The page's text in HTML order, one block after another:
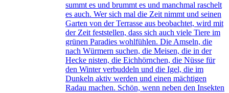
summt es und brummt es und manchmal raschelt
es auch. Wer sich mal die Zeit nimmt und seinen
Garten von der Terrasse aus beobachtet, wird mit
der Zeit feststellen, dass sich auch viele Tiere im
grünen Paradies wohlfühlen. Die Amseln, die
nach Würmern suchen, die Meisen, die in der
Hecke nisten, die Eichhörnchen, die Nüsse für
den Winter verbuddeln und die Igel, die im
Dunkeln aktiv werden und einen mächtigen
Radau machen. Schön, wenn neben den Insekten